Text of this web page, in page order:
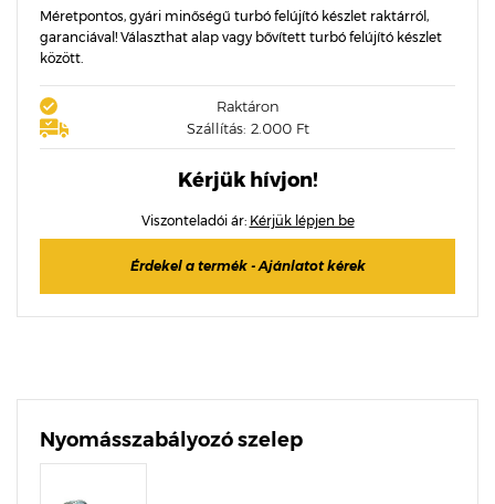
Méretpontos, gyári minőségű turbó felújító készlet raktárról,
garanciával! Választhat alap vagy bővített turbó felújító készlet
között.
Raktáron
Szállítás: 2.000 Ft
Kérjük hívjon!
Viszonteladói ár: Kérjük lépjen be
Érdekel a termék - Ajánlatot kérek
Nyomásszabályozó szelep